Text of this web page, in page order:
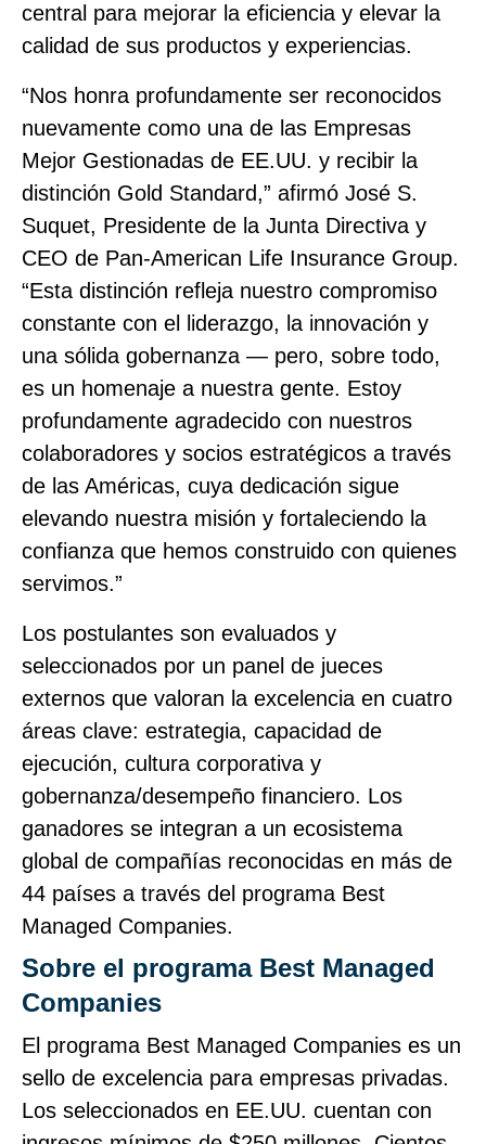
central para mejorar la eficiencia y elevar la
calidad de sus productos y experiencias.
“Nos honra profundamente ser reconocidos
nuevamente como una de las Empresas
Mejor Gestionadas de EE.UU. y recibir la
distinción Gold Standard,” afirmó José S.
Suquet, Presidente de la Junta Directiva y
CEO de Pan‑American Life Insurance Group.
“Esta distinción refleja nuestro compromiso
constante con el liderazgo, la innovación y
una sólida gobernanza — pero, sobre todo,
es un homenaje a nuestra gente. Estoy
profundamente agradecido con nuestros
colaboradores y socios estratégicos a través
de las Américas, cuya dedicación sigue
elevando nuestra misión y fortaleciendo la
confianza que hemos construido con quienes
servimos.”
Los postulantes son evaluados y
seleccionados por un panel de jueces
externos que valoran la excelencia en cuatro
áreas clave: estrategia, capacidad de
ejecución, cultura corporativa y
gobernanza/desempeño financiero. Los
ganadores se integran a un ecosistema
global de compañías reconocidas en más de
44 países a través del programa Best
Managed Companies.
Sobre el programa Best Managed
Companies
El programa Best Managed Companies es un
sello de excelencia para empresas privadas.
Los seleccionados en EE.UU. cuentan con